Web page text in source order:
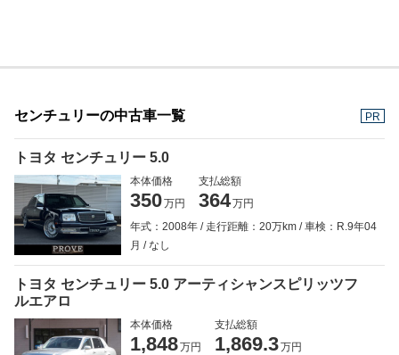
センチュリーの中古車一覧 PR
トヨタ センチュリー 5.0
本体価格
350万円
支払総額
364万円
年式：2008年
走行距離：20万km
車検：R.9年04
月
なし
トヨタ センチュリー 5.0 アーティシャンスピリッツフ
ルエアロ
本体価格
1,848万円
支払総額
1,869.3万円